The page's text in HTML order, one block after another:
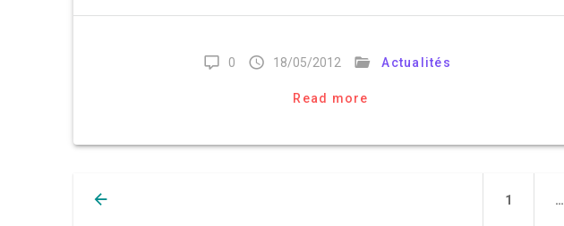
0 18/05/2012 Actualités
Read more
Posts
Page
1 …